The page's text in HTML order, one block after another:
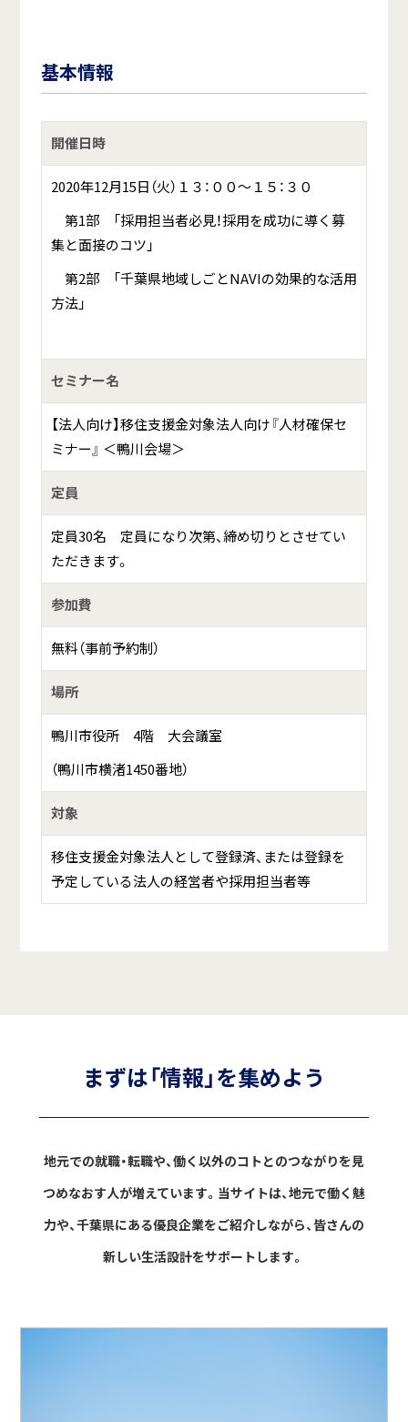
基本情報
開催日時
2020年12月15日（火）１３：００～１５：３０
第1部 「採用担当者必見！採用を成功に導く募
集と面接のコツ」
第2部 「千葉県地域しごとNAVIの効果的な活用
方法」
セミナー名
【法人向け】移住支援金対象法人向け『人材確保セ
ミナー』 ＜鴨川会場＞
定員
定員30名 定員になり次第、締め切りとさせてい
ただきます。
参加費
無料（事前予約制）
場所
鴨川市役所 4階 大会議室
（鴨川市横渚1450番地）
対象
移住支援金対象法人として登録済、または登録を
予定している法人の経営者や採用担当者等
まずは「情報」を集めよう
地元での就職・転職や、働く以外のコトとのつながりを見
つめなおす人が増えています。 当サイトは、地元で働く魅
力や、千葉県にある優良企業をご紹介しながら、皆さんの
新しい生活設計をサポートします。